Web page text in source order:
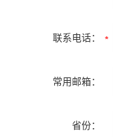
联系电话：
常用邮箱：
省份：